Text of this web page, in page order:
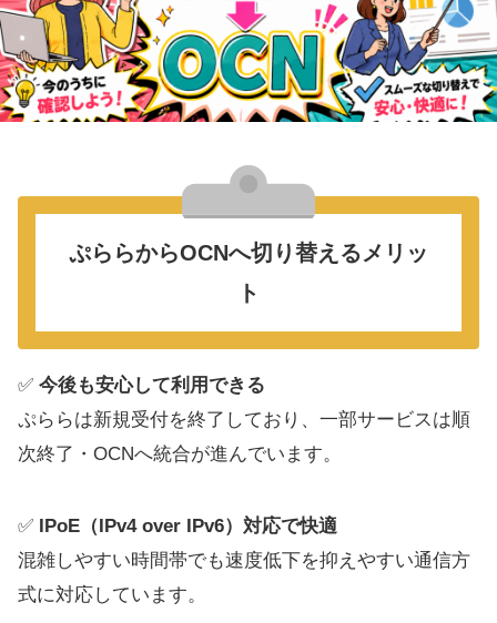
ぷららからOCNへ切り替えるメリッ
ト
✅ 今後も安心して利用できる
ぷららは新規受付を終了しており、一部サービスは順
次終了・OCNへ統合が進んでいます。
✅ IPoE（IPv4 over IPv6）対応で快適
混雑しやすい時間帯でも速度低下を抑えやすい通信方
式に対応しています。